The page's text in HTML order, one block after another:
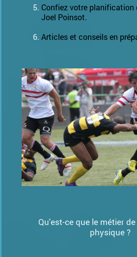
Confiez votre planification
Joel Poinsot.
Articles et conseils en
Qu'est-ce que le métier
physique ?